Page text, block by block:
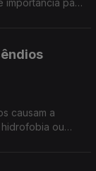
importância para
causam a
ou